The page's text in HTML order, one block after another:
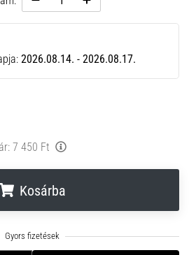
2026.08.14. - 2026.08.17.
7 450 Ft
Kosárba
..